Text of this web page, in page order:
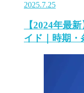
2025.7.25
【2024年最
イド｜時期・